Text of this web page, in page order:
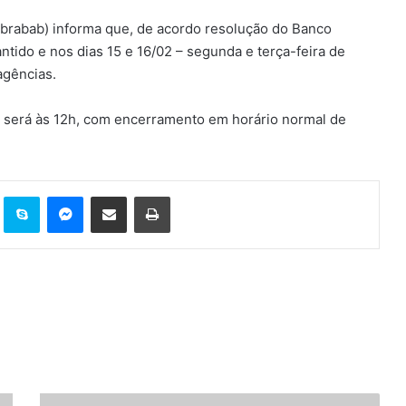
informa que, de acordo resolução do Banco
e nos dias 15 e 16/02 – segunda e terça-feira de
às 12h, com encerramento em horário normal de
Skype Messenger
Compartilhar via e-mail Imprimir